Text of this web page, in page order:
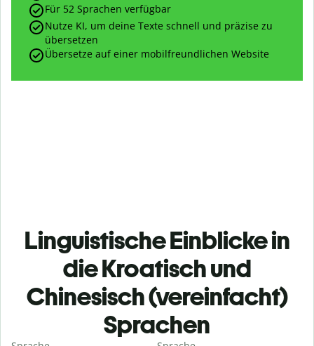
Für 52 Sprachen verfügbar
Nutze KI, um deine Texte schnell und präzise zu
übersetzen
Übersetze auf einer mobilfreundlichen Website
Linguistische Einblicke in
die Kroatisch und
Chinesisch (vereinfacht)
Sprachen